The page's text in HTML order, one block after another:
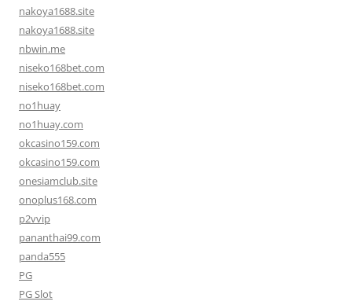
nakoya1688.site
nakoya1688.site
nbwin.me
niseko168bet.com
niseko168bet.com
no1huay
no1huay.com
okcasino159.com
okcasino159.com
onesiamclub.site
onoplus168.com
p2vvip
pananthai99.com
panda555
PG
PG Slot